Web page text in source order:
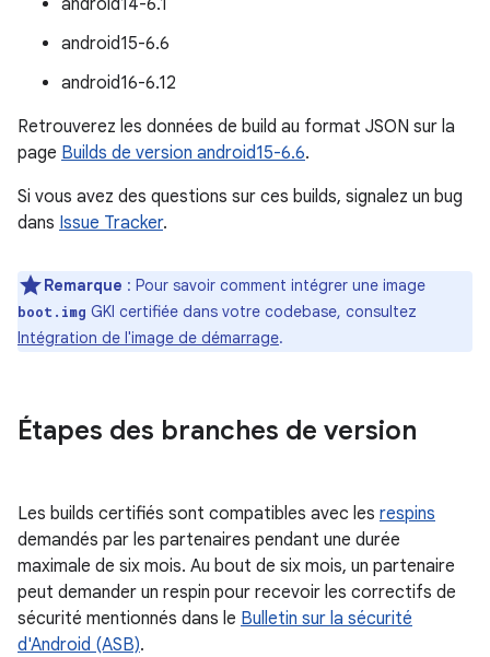
android14-6.1
android15-6.6
android16-6.12
Retrouverez les données de build au format JSON sur la
page Builds de version android15-6.6.
Si vous avez des questions sur ces builds, signalez un bug
dans Issue Tracker.
Remarque : Pour savoir comment intégrer une image
boot.img GKI certifiée dans votre codebase, consultez
Intégration de l'image de démarrage.
Étapes des branches de version
Les builds certifiés sont compatibles avec les respins
demandés par les partenaires pendant une durée
maximale de six mois. Au bout de six mois, un partenaire
peut demander un respin pour recevoir les correctifs de
sécurité mentionnés dans le Bulletin sur la sécurité
d'Android (ASB).